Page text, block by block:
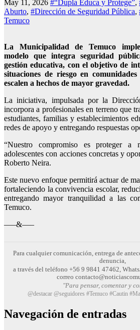
May 11, 2026 #“Dupla Educa y Protege”,
Aburto, #Dirección de Seguridad Pública,
Temuco
La Municipalidad de Temuco
modelo que integra seguridad
gestión educativa, con el objetivo de
situaciones de riesgo en
escalen a hechos de mayor gravedad.
La iniciativa, impulsada por la
incorpora a profesionales en terreno que
estudiantes, familias y establecimientos
redes de apoyo y entregando respuestas
“Nuestro compromiso es proteger a
adolescentes con acciones concretas y
Roberto Neira.
Este nuevo enfoque permitirá actuar de
fortaleciendo la convivencia escolar,
entregando mayor tranquilidad a las
Temuco.
—–&—–
Para cualquier comunicación, entrega de
denuncia,
a través del teléfono +56 9 9841 47462,
correo
"Para pensar, comentar y
@destacar @seguidores #Temuco #Cautin
Navegación de entradas